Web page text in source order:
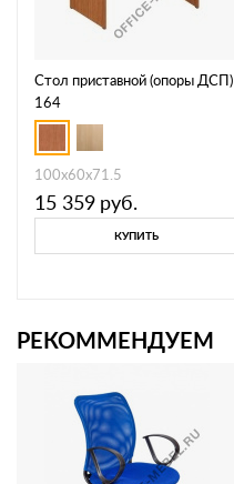
Стол приставной (опоры ДСП)
164
100x60x71.5
15 359 руб.
КУПИТЬ
РЕКОММЕНДУЕМ